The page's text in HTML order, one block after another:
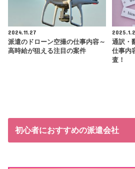
2024.11.27
派遣のドローン空撮の仕事内容～
高時給が狙える注目の案件
通訳・
仕事内
査！
初心者におすすめの派遣会社